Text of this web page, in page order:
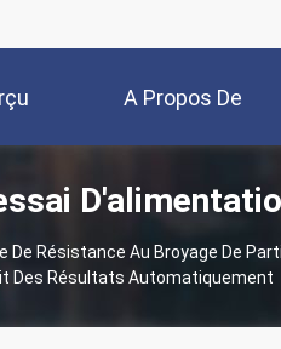
A Propos De
Nous
De Résistance Au Broyage De
Des Résultats Automatiquement